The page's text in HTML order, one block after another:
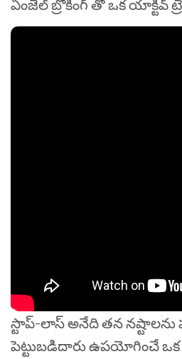
ఏంజెల్ బ్రోకింగ్ తో ఒక యాక్టివ్
స్టాప్-లాస్ అనేది తన
పెట్టుబడిదారు ఉపయోగించే ఒక